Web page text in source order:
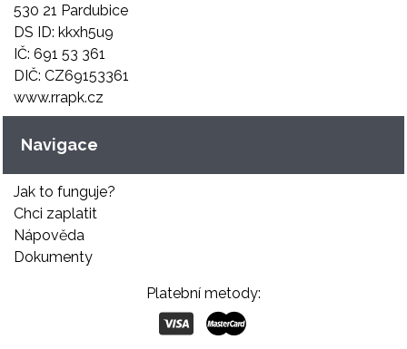
530 21 Pardubice
DS ID: kkxh5u9
IČ: 691 53 361
DIČ: CZ69153361
www.rrapk.cz
Navigace
Jak to funguje?
Chci zaplatit
Nápověda
Dokumenty
Platební metody: